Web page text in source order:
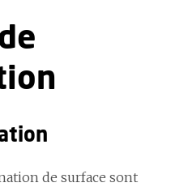
de surface sont